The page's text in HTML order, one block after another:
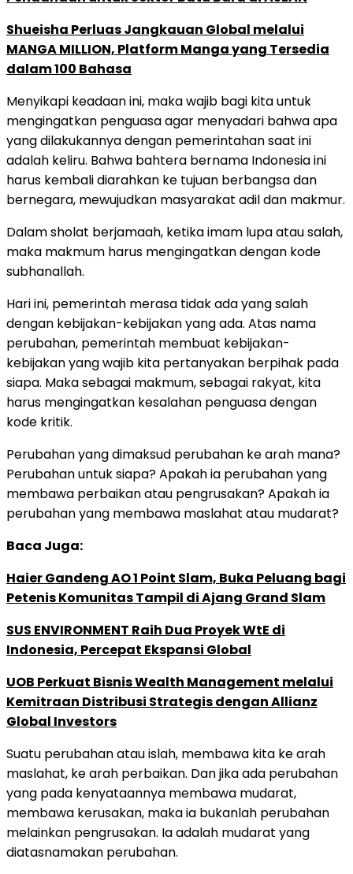
Shueisha Perluas Jangkauan Global melalui
MANGA MILLION, Platform Manga yang Tersedia
dalam 100 Bahasa
Menyikapi keadaan ini, maka wajib bagi kita untuk
mengingatkan penguasa agar menyadari bahwa apa
yang dilakukannya dengan pemerintahan saat ini
adalah keliru. Bahwa bahtera bernama Indonesia ini
harus kembali diarahkan ke tujuan berbangsa dan
bernegara, mewujudkan masyarakat adil dan makmur.
Dalam sholat berjamaah, ketika imam lupa atau salah,
maka makmum harus mengingatkan dengan kode
subhanallah.
Hari ini, pemerintah merasa tidak ada yang salah
dengan kebijakan-kebijakan yang ada. Atas nama
perubahan, pemerintah membuat kebijakan-
kebijakan yang wajib kita pertanyakan berpihak pada
siapa. Maka sebagai makmum, sebagai rakyat, kita
harus mengingatkan kesalahan penguasa dengan
kode kritik.
Perubahan yang dimaksud perubahan ke arah mana?
Perubahan untuk siapa? Apakah ia perubahan yang
membawa perbaikan atau pengrusakan? Apakah ia
perubahan yang membawa maslahat atau mudarat?
Baca Juga:
Haier Gandeng AO 1 Point Slam, Buka Peluang bagi
Petenis Komunitas Tampil di Ajang Grand Slam
SUS ENVIRONMENT Raih Dua Proyek WtE di
Indonesia, Percepat Ekspansi Global
UOB Perkuat Bisnis Wealth Management melalui
Kemitraan Distribusi Strategis dengan Allianz
Global Investors
Suatu perubahan atau islah, membawa kita ke arah
maslahat, ke arah perbaikan. Dan jika ada perubahan
yang pada kenyataannya membawa mudarat,
membawa kerusakan, maka ia bukanlah perubahan
melainkan pengrusakan. Ia adalah mudarat yang
diatasnamakan perubahan.